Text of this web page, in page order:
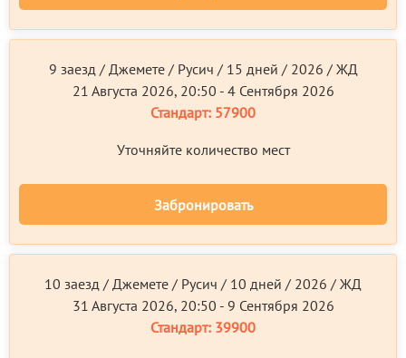
9 заезд / Джемете / Русич / 15 дней / 2026 / ЖД
21 Августа 2026, 20:50 - 4 Сентября 2026
Стандарт: 57900
Уточняйте количество мест
Забронировать
10 заезд / Джемете / Русич / 10 дней / 2026 / ЖД
31 Августа 2026, 20:50 - 9 Сентября 2026
Стандарт: 39900